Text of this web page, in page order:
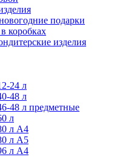
подарки
коробках
изделия
24 л
48 л
48 л предметные
л
л А4
л А5
л А4